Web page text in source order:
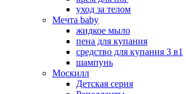
уход за телом
Мечта baby
жидкое мыло
пена для купания
средство для купания 3 в1
шампунь
Москилл
Детская серия